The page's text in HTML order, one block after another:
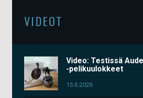
VIDEOT
Video: Testissä
-pelikuulokkeet
15.6.2026